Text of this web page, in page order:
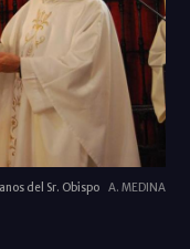
del Sr. Obispo A. MEDINA